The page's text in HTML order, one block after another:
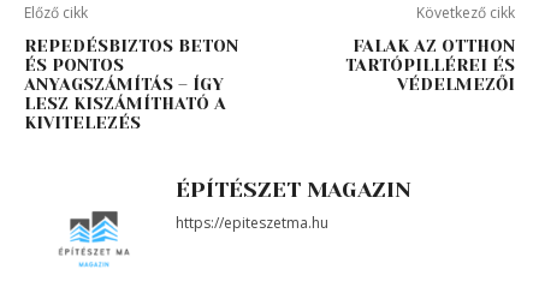
Előző cikk
REPEDÉSBIZTOS BETON
ÉS PONTOS
ANYAGSZÁMÍTÁS – ÍGY
LESZ KISZÁMÍTHATÓ A
KIVITELEZÉS
Következő cikk
FALAK AZ OTTHON
TARTÓPILLÉREI ÉS
VÉDELMEZŐI
ÉPÍTÉSZET MAGAZIN
https://epiteszetma.hu